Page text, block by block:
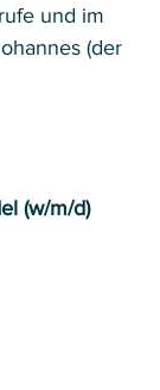
und im
(der
(w/m/d)